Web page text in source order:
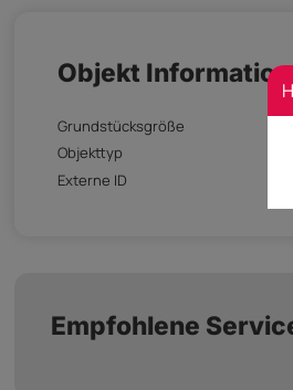
Objekt
Grundstücksgröße
Objekttyp
Externe ID
Empfohlene